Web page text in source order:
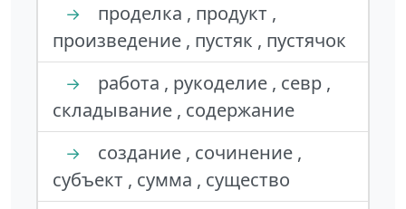
→
проделка , продукт ,
произведение , пустяк , пустячок
→
работа , рукоделие , севр ,
складывание , содержание
→
создание , сочинение ,
субъект , сумма , существо